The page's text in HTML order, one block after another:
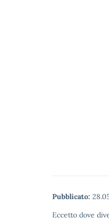
Pubblicato:
Eccetto dove